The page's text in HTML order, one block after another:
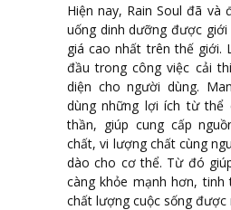
Hiện nay, Rain Soul đã và
uống dinh dưỡng được
giá cao nhất trên thế giới.
đầu trong công việc cải
diện cho người dùng.
dùng những lợi ích từ thể
thần, giúp cung cấp
chất, vi lượng chất cùng
dào cho cơ thể. Từ đó
càng khỏe mạnh hơn,
chất lượng cuộc sống được